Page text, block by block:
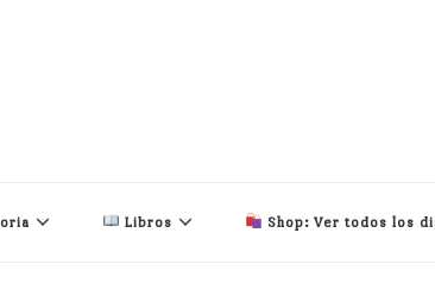
Libros Shop: Ver todos los